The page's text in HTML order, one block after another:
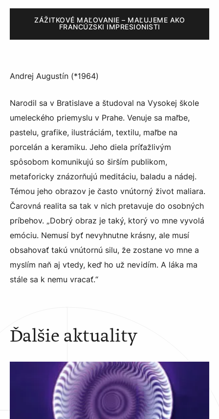
ZÁŽITKOVÉ MAĽOVANIE – MAĽUJEME AKO
FRANCÚZSKI IMPRESIONISTI
Andrej Augustín (*1964)
Narodil sa v Bratislave a študoval na Vysokej škole
umeleckého priemyslu v Prahe. Venuje sa maľbe,
pastelu, grafike, ilustráciám, textilu, maľbe na
porcelán a keramiku. Jeho diela príťažlivým
spôsobom komunikujú so širším publikom,
metaforicky znázorňujú meditáciu, baladu a nádej.
Témou jeho obrazov je často vnútorný život maliara.
Čarovná realita sa tak v nich pretavuje do osobných
príbehov. „Dobrý obraz je taký, ktorý vo mne vyvolá
emóciu. Nemusí byť nevyhnutne krásny, ale musí
obsahovať takú vnútornú silu, že zostane vo mne a
myslím naň aj vtedy, keď ho už nevidím. A láka ma
stále sa k nemu vracať.“
Ďalšie aktuality